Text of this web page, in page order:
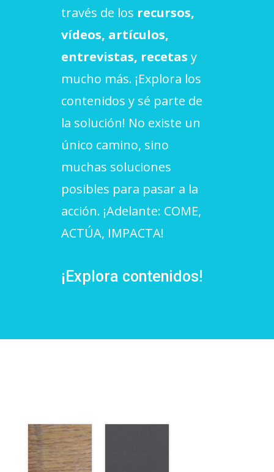
través de los recursos,
vídeos, artículos,
entrevistas, recetas y
mucho más. ¡Explora los
contenidos y sé parte de
la solución! No existe un
único camino, sino
muchas soluciones
posibles para pasar a la
acción. ¡Adelante: COME,
ACTÚA, IMPACTA!
¡Explora contenidos!
CONEIX FUNDESPLAI
Missió i valors
Els comptes clars
Proposta educativa
ACTUALITAT
Fes un donatiu
Treballa amb nosaltres